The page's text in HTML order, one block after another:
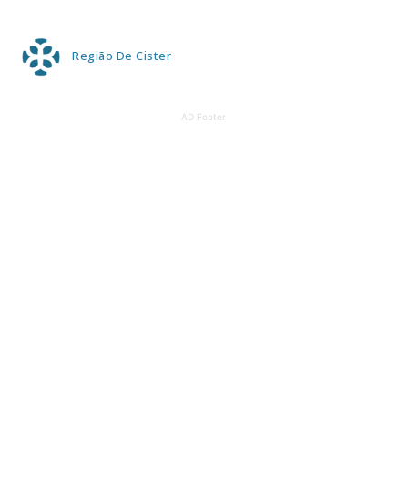
Região De Cister
AD Footer